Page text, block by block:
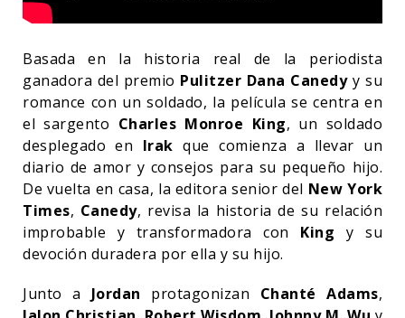
Basada en la historia real de la periodista
ganadora del premio Pulitzer Dana Canedy y su
romance con un soldado, la película se centra en
el sargento Charles Monroe King, un soldado
desplegado en Irak que comienza a llevar un
diario de amor y consejos para su pequeño hijo.
De vuelta en casa, la editora senior del New York
Times, Canedy, revisa la historia de su relación
improbable y transformadora con King y su
devoción duradera por ella y su hijo.
Junto a Jordan protagonizan Chanté Adams,